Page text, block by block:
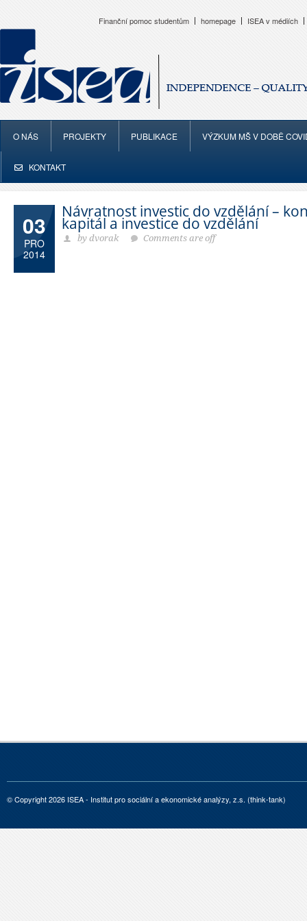
Finanční pomoc studentům homepage ISEA v médiích
O NÁS PROJEKTY PUBLIKACE VÝZKUM MŠ V DOBĚ
KONTAKT
03
PRO
2014
Návratnost investic do vzdělání –
kapitál a investice do vzdělání
by dvorak Comments are off
© Copyright 2026 ISEA - Institut pro sociální a ekonomické analýzy, z.s. (think-tank)